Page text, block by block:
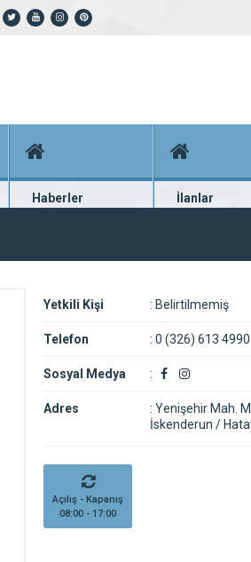
Haberler
En güncel haberler
İlanlar
Güncel seri
Yetkili Kişi : Belirtilmemiş
Telefon : 0 (326) 613 4990
Sosyal Medya :
Adres : Yenişehir Mah.
İskenderun /
Açılış - Kapanış
08:00 - 17:00